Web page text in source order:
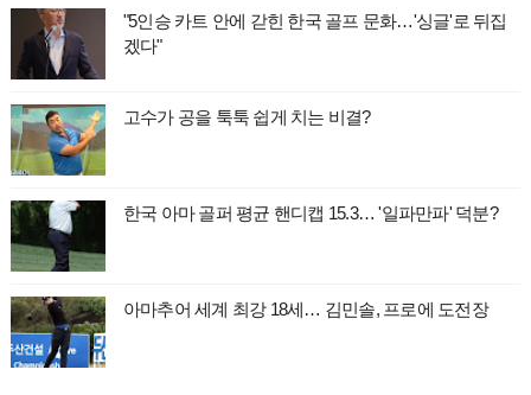
"5인승 카트 안에 갇힌 한국 골프 문화…'싱글'로 뒤집
겠다"
고수가 공을 툭툭 쉽게 치는 비결?
한국 아마 골퍼 평균 핸디캡 15.3… '일파만파' 덕분?
아마추어 세계 최강 18세… 김민솔, 프로에 도전장